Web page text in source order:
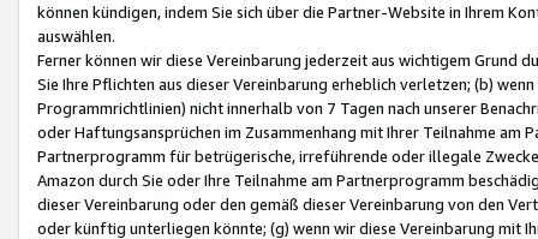
können kündigen, indem Sie sich über die Partner-Website in Ihrem
auswählen.
Ferner können wir diese Vereinbarung jederzeit aus wichtigem Grund
Sie Ihre Pflichten aus dieser Vereinbarung erheblich verletzen; (b)
Programmrichtlinien) nicht innerhalb von 7 Tagen nach unserer
oder Haftungsansprüchen im Zusammenhang mit Ihrer Teilnahme am
Partnerprogramm für betrügerische, irreführende oder illegale
Amazon durch Sie oder Ihre Teilnahme am Partnerprogramm
dieser Vereinbarung oder den gemäß dieser Vereinbarung von den
oder künftig unterliegen könnte; (g) wenn wir diese Vereinbarung mit